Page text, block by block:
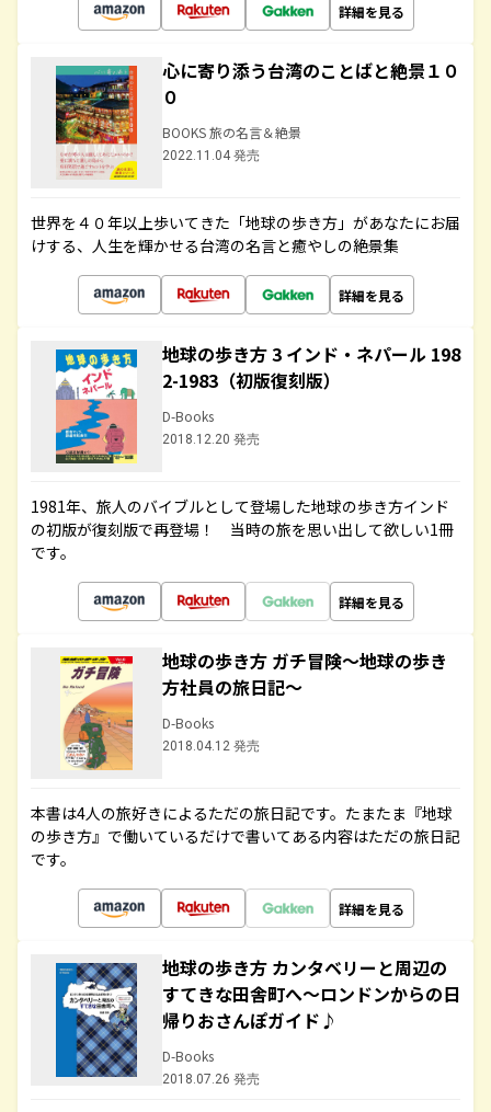
詳細を見る
心に寄り添う台湾のことばと絶景１０
０
BOOKS 旅の名言＆絶景
2022.11.04 発売
世界を４０年以上歩いてきた「地球の歩き方」があなたにお届
けする、人生を輝かせる台湾の名言と癒やしの絶景集
詳細を見る
地球の歩き方 3 インド・ネパール 198
2-1983（初版復刻版）
D-Books
2018.12.20 発売
1981年、旅人のバイブルとして登場した地球の歩き方インド
の初版が復刻版で再登場！ 当時の旅を思い出して欲しい1冊
です。
詳細を見る
地球の歩き方 ガチ冒険～地球の歩き
方社員の旅日記～
D-Books
2018.04.12 発売
本書は4人の旅好きによるただの旅日記です。たまたま『地球
の歩き方』で働いているだけで書いてある内容はただの旅日記
です。
詳細を見る
地球の歩き方 カンタベリーと周辺の
すてきな田舎町へ～ロンドンからの日
帰りおさんぽガイド♪
D-Books
2018.07.26 発売